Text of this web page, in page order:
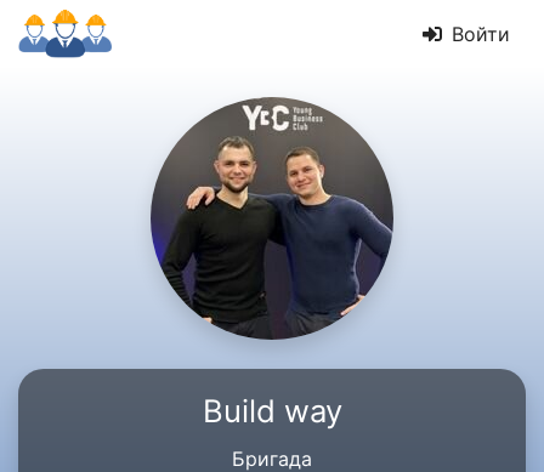
Войти
Build way
Бригада